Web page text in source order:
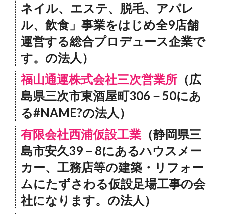
ネイル、エステ、脱毛、アパレ
ル、飲食」事業をはじめ全9店舗
運営する総合プロデュース企業で
す。の法人）
福山通運株式会社三次営業所 （広
島県三次市東酒屋町306－50にあ
る#NAME?の法人）
有限会社西浦仮設工業 （静岡県三
島市安久39－8にあるハウスメー
カー、工務店等の建築・リフォー
ムにたずさわる仮設足場工事の会
社になります。の法人）